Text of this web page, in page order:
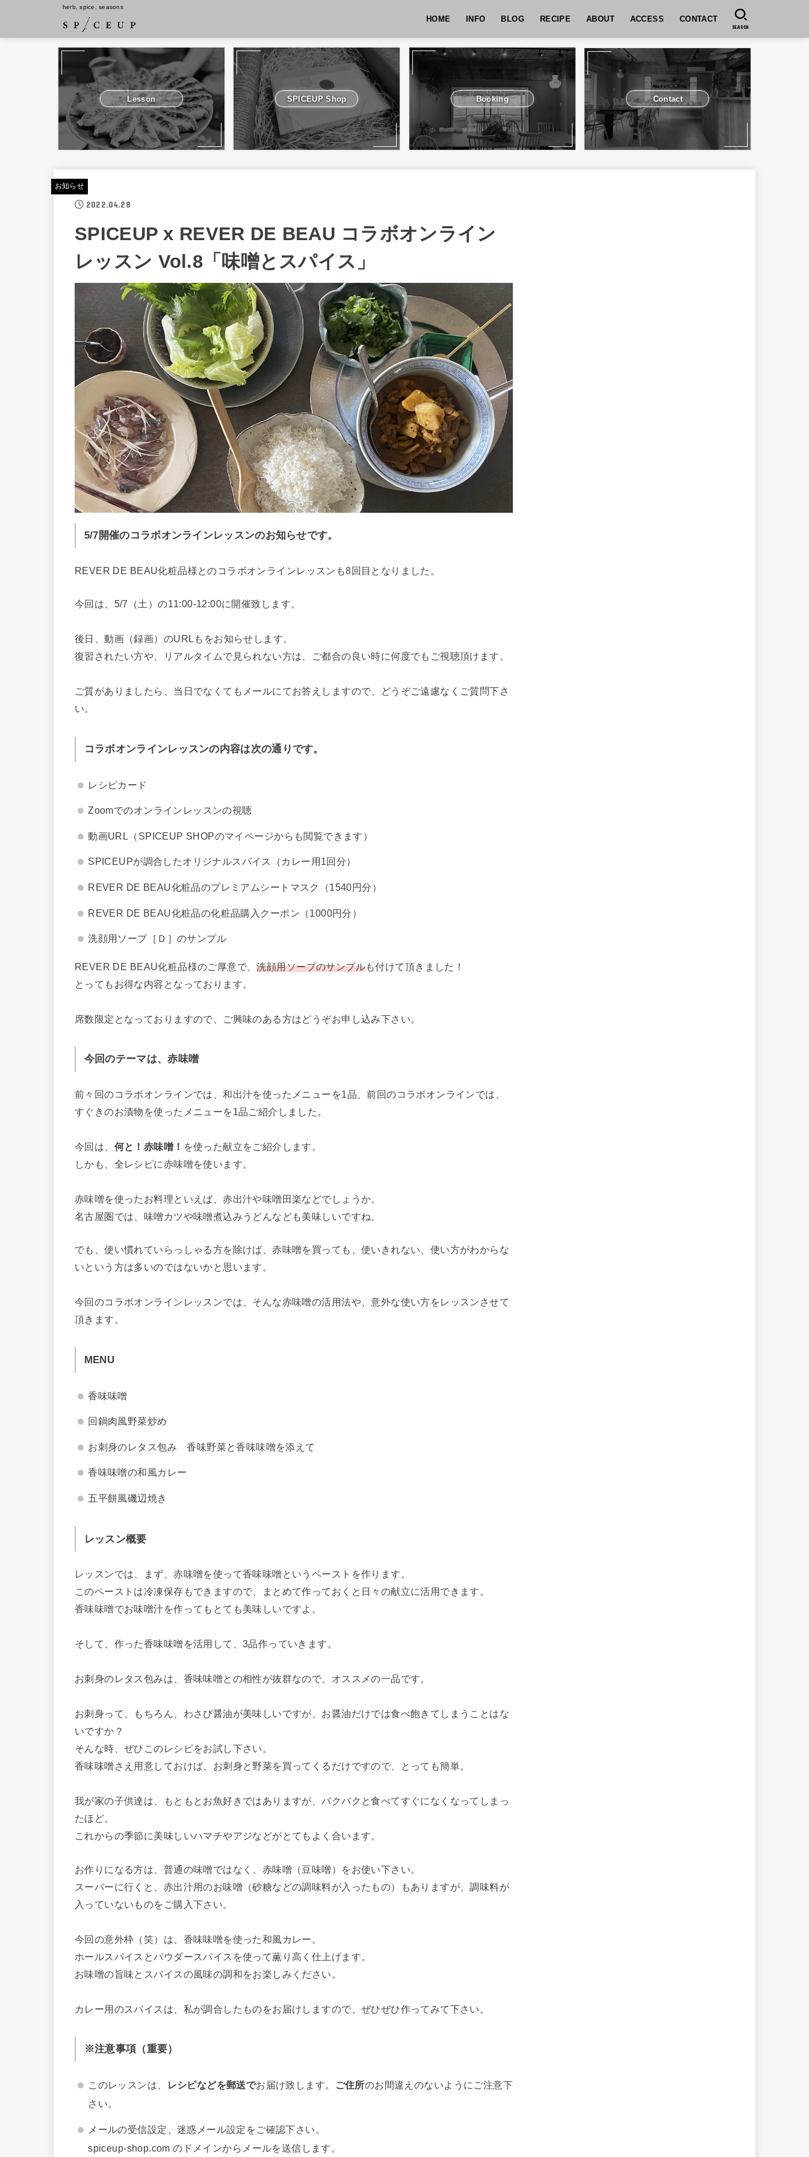
herb, spice, seasons
HOME INFO BLOG RECIPE ABOUT
セル方法
ACCESS CONTACT
SEARCH
Lesson SPICEUP Shop Booking Contact
お知らせ
2022.04.28
SPICEUP x REVER DE BEAU コラボオンライン
レッスン Vol.8「味噌とスパイス」
5/7開催のコラボオンラインレッスンのお知らせです。
REVER DE BEAU化粧品様とのコラボオンラインレッスンも8回目となりました。
今回は、5/7（土）の11:00-12:00に開催致します。
後日、動画（録画）のURLもをお知らせします。
復習されたい方や、リアルタイムで見られない方は、ご都合の良い時に何度でもご視聴頂けます。
ご質がありましたら、当日でなくてもメールにてお答えしますので、どうぞご遠慮なくご質問下さ
い。
コラボオンラインレッスンの内容は次の通りです。
レシピカード
Zoomでのオンラインレッスンの視聴
動画URL（SPICEUP SHOPのマイページからも閲覧できます）
SPICEUPが調合したオリジナルスパイス（カレー用1回分）
REVER DE BEAU化粧品のプレミアムシートマスク（1540円分）
REVER DE BEAU化粧品の化粧品購入クーポン（1000円分）
洗顔用ソープ［Ｄ］のサンプル
REVER DE BEAU化粧品様のご厚意で、洗顔用ソープのサンプルも付けて頂きました！
とってもお得な内容となっております。
席数限定となっておりますので、ご興味のある方はどうぞお申し込み下さい。
今回のテーマは、赤味噌
前々回のコラボオンラインでは、和出汁を使ったメニューを1品、前回のコラボオンラインでは、
すぐきのお漬物を使ったメニューを1品ご紹介しました。
今回は、 何と！赤味噌！ を使った献立をご紹介します。
しかも、全レシピに赤味噌を使います。
赤味噌を使ったお料理といえば、赤出汁や味噌田楽などでしょうか。
名古屋圏では、味噌カツや味噌煮込みうどんなども美味しいですね。
でも、使い慣れていらっしゃる方を除けば、赤味噌を買っても、使いきれない、使い方がわからな
いという方は多いのではないかと思います。
今回のコラボオンラインレッスンでは、そんな赤味噌の活用法や、意外な使い方をレッスンさせて
頂きます。
MENU
香味味噌
回鍋肉風野菜炒め
お刺身のレタス包み 香味野菜と香味味噌を添えて
香味味噌の和風カレー
五平餅風磯辺焼き
レッスン概要
レッスンでは、まず、赤味噌を使って香味味噌というペーストを作ります。
このペーストは冷凍保存もできますので、まとめて作っておくと日々の献立に活用できます。
香味味噌でお味噌汁を作ってもとても美味しいですよ。
そして、作った香味味噌を活用して、3品作っていきます。
お刺身のレタス包みは、香味味噌との相性が抜群なので、オススメの一品です。
お刺身って、もちろん、わさび醤油が美味しいですが、お醤油だけでは食べ飽きてしまうことはな
いですか？
そんな時、ぜひこのレシピをお試し下さい。
香味味噌さえ用意しておけば、お刺身と野菜を買ってくるだけですので、とっても簡単。
我が家の子供達は、もともとお魚好きではありますが、バクバクと食べてすぐになくなってしまっ
たほど。
これからの季節に美味しいハマチやアジなどがとてもよく合います。
お作りになる方は、普通の味噌ではなく、赤味噌（豆味噌）をお使い下さい。
スーパーに行くと、赤出汁用のお味噌（砂糖などの調味料が入ったもの）もありますが、調味料が
入っていないものをご購入下さい。
今回の意外枠（笑）は、香味味噌を使った和風カレー。
ホールスパイスとパウダースパイスを使って薫り高く仕上げます。
お味噌の旨味とスパイスの風味の調和をお楽しみください。
カレー用のスパイスは、私が調合したものをお届けしますので、ぜひぜひ作ってみて下さい。
※注意事項（重要）
このレッスンは、 レシピなどを郵送でお届け致します。 ご住所のお間違えのないようにご注意下
さい。
メールの受信設定、迷惑メール設定をご確認下さい。
spiceup-shop.com のドメインからメールを送信します。